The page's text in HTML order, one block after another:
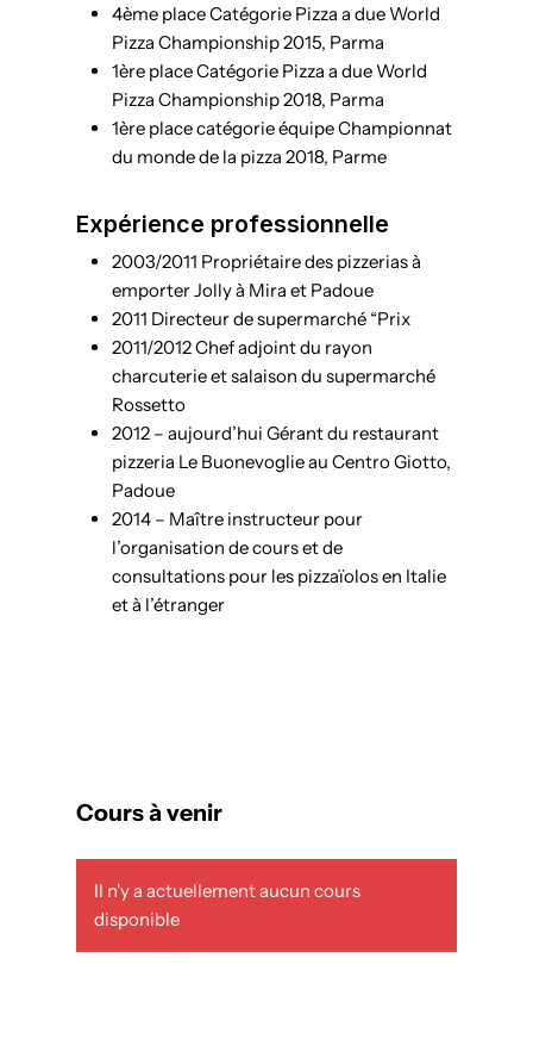
4ème place Catégorie Pizza a due World
Pizza Championship 2015, Parma
1ère place Catégorie Pizza a due World
Pizza Championship 2018, Parma
1ère place catégorie équipe Championnat
du monde de la pizza 2018, Parme
Expérience professionnelle
2003/2011 Propriétaire des pizzerias à
emporter Jolly à Mira et Padoue
2011 Directeur de supermarché “Prix
2011/2012 Chef adjoint du rayon
charcuterie et salaison du supermarché
Rossetto
2012 – aujourd’hui Gérant du restaurant
pizzeria Le Buonevoglie au Centro Giotto,
Padoue
2014 – Maître instructeur pour
l’organisation de cours et de
consultations pour les pizzaïolos en Italie
et à l’étranger
Cours à venir
Il n'y a actuellement aucun cours
disponible